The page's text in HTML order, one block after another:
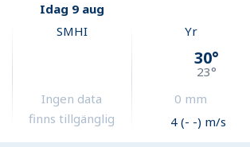
Idag 9 aug
SMHI
Ingen data
finns tillgänglig
Yr
30°
23°
0 mm
4 (- -) m/s